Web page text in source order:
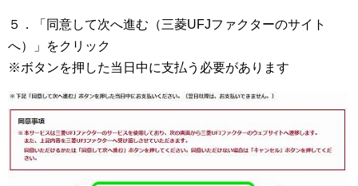
５．「同意して次へ進む（三菱UFJファクターのサイト
へ）」をクリック
※ボタンを押した当日中に支払う必要があります